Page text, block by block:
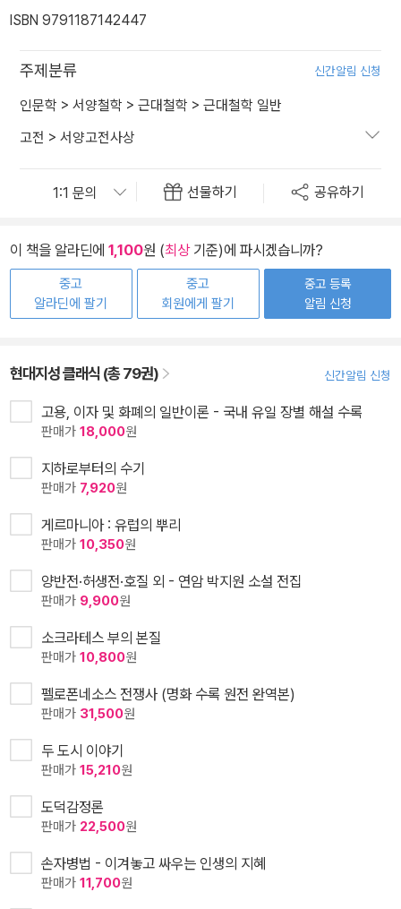
ISBN 9791187142447
주제분류 신간알림 신청
인문학 > 서양철학 > 근대철학 > 근대철학 일반
고전 > 서양고전사상
선물하기 공유하기
이 책을 알라딘에 1,100원 (최상기준)에 파시겠습니까?
중고
알라딘에 팔기
중고
회원에게 팔기
중고 등록
알림 신청
현대지성 클래식 (총 79권) 신간알림 신청
고용, 이자 및 화폐의 일반이론 - 국내 유일 장별 해설 수록
판매가 18,000원
지하로부터의 수기
판매가 7,920원
게르마니아 : 유럽의 뿌리
판매가 10,350원
양반전·허생전·호질 외 - 연암 박지원 소설 전집
판매가 9,900원
소크라테스 부의 본질
판매가 10,800원
펠로폰네소스 전쟁사 (명화 수록 원전 완역본)
판매가 31,500원
두 도시 이야기
판매가 15,210원
도덕감정론
판매가 22,500원
손자병법 - 이겨놓고 싸우는 인생의 지혜
판매가 11,700원